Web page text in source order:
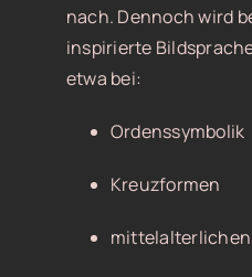
nach. Dennoch wird
inspirierte
etwa bei:
Ordenssymbolik
Kreuzformen